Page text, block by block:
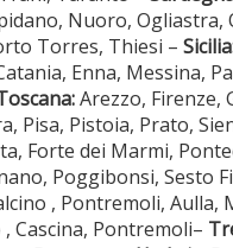
Nuoro, Ogliastra,
Torres, Thiesi –
Enna, Messina,
Arezzo, Firenze,
Pisa, Pistoia, Prato,
Forte dei Marmi,
Poggibonsi, Sesto
, Pontremoli, Aulla,
Cascina, Pontremoli–